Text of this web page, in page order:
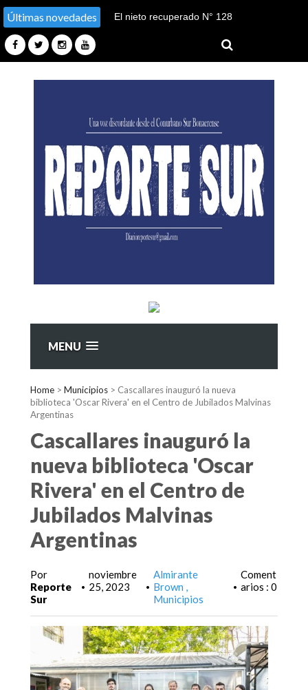
Últimas novedades
El nieto recuperado N° 128
sustracción y sustitución de
identidad en Tucumán
MENU
Home > Municipios > Cascallares inauguró la nueva
biblioteca 'Oscar Rivera' en el Centro de Jubilados Malvinas
Argentinas
Cascallares inauguró la
nueva biblioteca 'Oscar
Rivera' en el Centro de
Jubilados Malvinas
Argentinas
Por
Reporte
Sur
•
noviembre
25, 2023
•
Almirante
Brown
Municipios
•
Coment
arios : 0